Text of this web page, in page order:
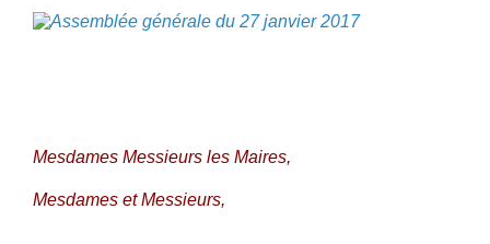
Mesdames Messieurs les Maires,
Mesdames et Messieurs,